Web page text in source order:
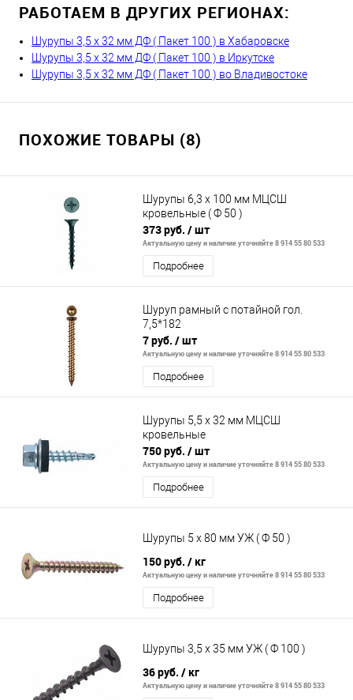
РАБОТАЕМ В ДРУГИХ РЕГИОНАХ:
Шурупы 3,5 х 32 мм ДФ ( Пакет 100 ) в Хабаровске
Шурупы 3,5 х 32 мм ДФ ( Пакет 100 ) в Иркутске
Шурупы 3,5 х 32 мм ДФ ( Пакет 100 ) во Владивостоке
ПОХОЖИЕ ТОВАРЫ (8)
Шурупы 6,3 х 100 мм МЦСШ
кровельные ( Ф 50 )
373 руб. / шт
Актуальную цену и наличие уточняйте 8 914 55 80 533
Подробнее
Шуруп рамный с потайной гол.
7,5*182
7 руб. / шт
Актуальную цену и наличие уточняйте 8 914 55 80 533
Подробнее
Шурупы 5,5 х 32 мм МЦСШ
кровельные
750 руб. / шт
Актуальную цену и наличие уточняйте 8 914 55 80 533
Подробнее
Шурупы 5 х 80 мм УЖ ( Ф 50 )
150 руб. / кг
Актуальную цену и наличие уточняйте 8 914 55 80 533
Подробнее
Шурупы 3,5 х 35 мм УЖ ( Ф 100 )
36 руб. / кг
Актуальную цену и наличие уточняйте 8 914 55 80 533